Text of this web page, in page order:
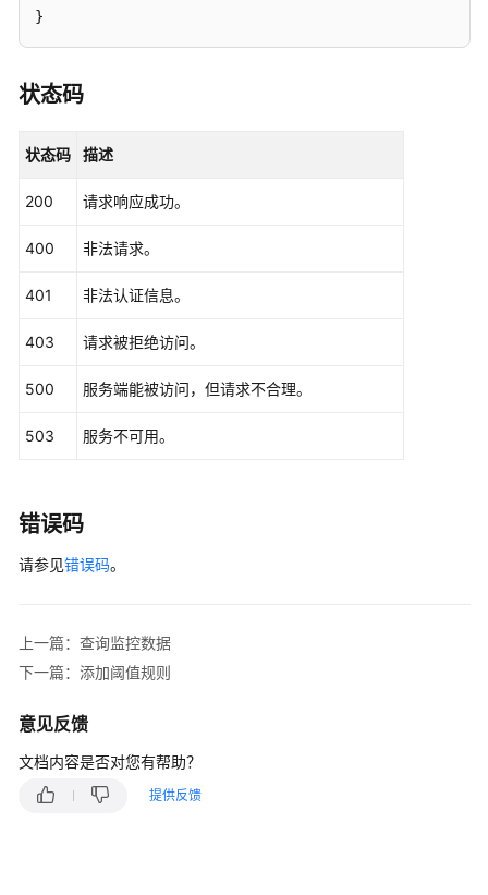
阈
除
值
则
添
或
改
删
除
应
现
}
状态码
状态码 描述
200 请求响应成功。
400 非法请求。
401 非法认证信息。
403 请求被拒绝访问。
500 服务端能被访问，但请求不合理。
503 服务不可用。
错误码
请参见错误码。
上一篇：查询监控数据
下一篇：添加阈值规则
意见反馈
文档内容是否对您有帮助？
提供反馈